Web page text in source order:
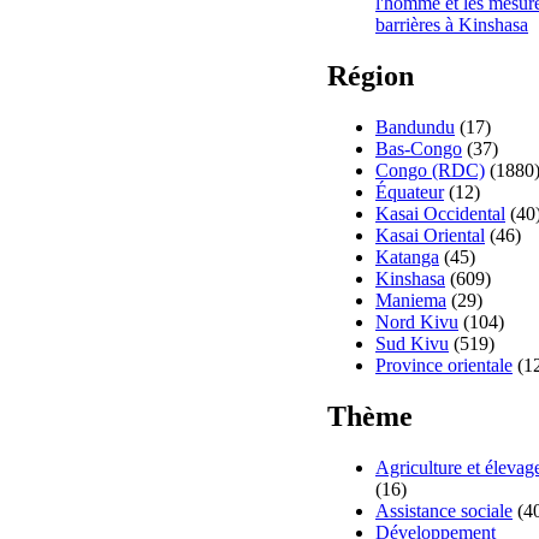
barrières à Kinshasa
Région
Bandundu (17)
Bas-Congo (37)
Congo (RDC) (1880)
Équateur(12)
Kasai Occidental
Kasai Oriental (46)
Katanga (45)
Kinshasa (609)
Maniema (29)
Nord Kivu (104)
Sud Kivu (519)
Province orientale
Thème
Agriculture et
(16)
Assistance sociale
Développement